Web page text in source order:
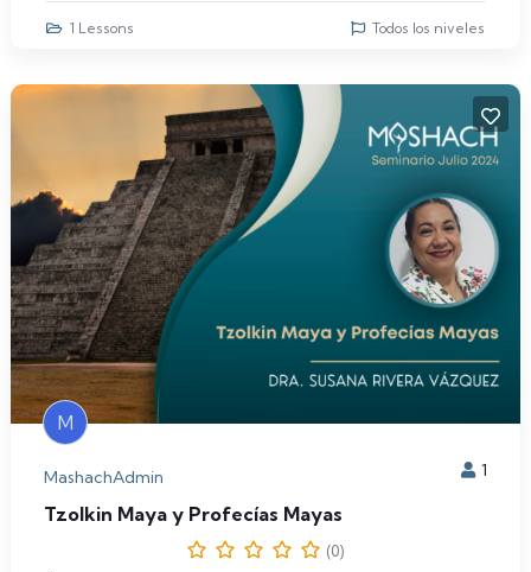
1 Lessons Todos los niveles
M
MashachAdmin 1
Tzolkin Maya y Profecías Mayas
(0)